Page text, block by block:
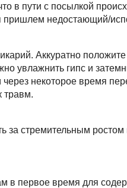
в пути с посылкой
пришлем недостающий/
Аккуратно
увлажнить гипс и
некоторое время
травм.
за стремительным
в первое время для